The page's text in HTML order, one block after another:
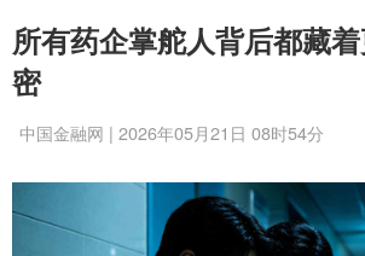
所有药企掌舵人背后都藏
密
中国金融网 | 2026年05月21日 08时54分